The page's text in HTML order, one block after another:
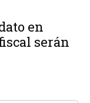
en
serán